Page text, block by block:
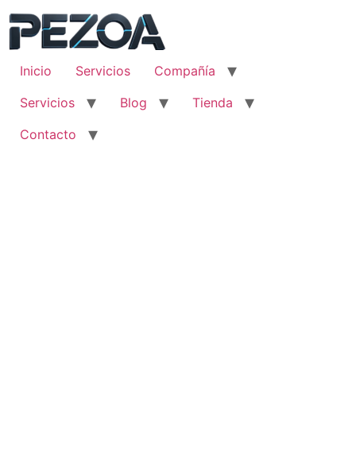
contenido
Inicio
Servicios
Compañía
Servicios
Blog
Tienda
Contacto